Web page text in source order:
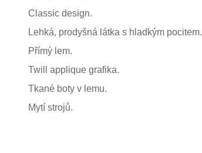
Classic design.
Lehká, prodyšná látka s hladkým pocitem.
Přímý lem.
Twill applique grafika.
Tkané boty v lemu.
Mytí strojů.